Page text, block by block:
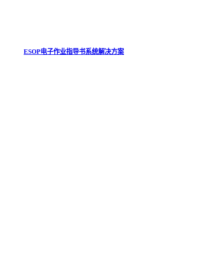
ESOP电子作业指导书系统解决方案